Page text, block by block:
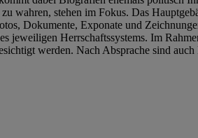
wahren, stehen im Fokus. Das
Dokumente, Exponate und
jeweiligen Herrschaftssystems. Im
werden. Nach Absprache sind